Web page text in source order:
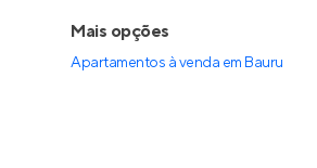
Mais opções
Apartamentos à venda em Bauru